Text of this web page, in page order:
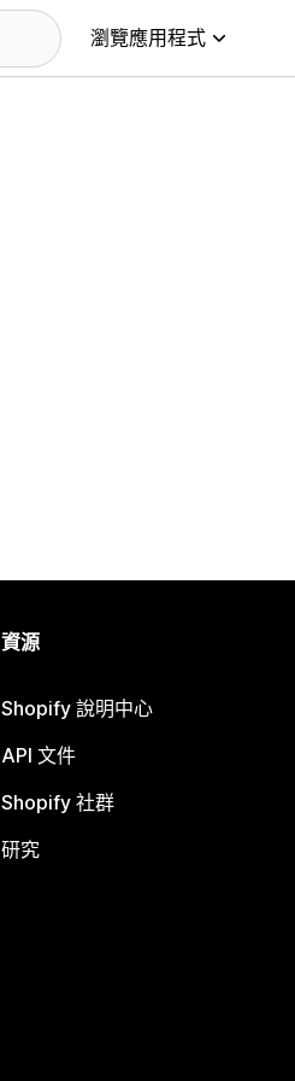
瀏覽應用程式
資源
Shopify 說明中心
API 文件
Shopify 社群
研究